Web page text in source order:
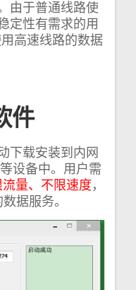
由于普通线路使
定性有需求的用
高速线路的数据
件
下载安装到内网
设备中。用户需
流量、不限速度 ，
据服务。